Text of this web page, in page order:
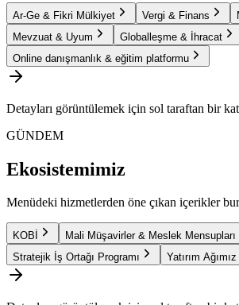
Ar-Ge & Fikri Mülkiyet Vergi & Finans
Mevzuat & Uyum
Globalleşme & İhracat
Online danışmanlık & eğitim platformu
Detayları görüntülemek için sol taraftan bir
GÜNDEM
Ekosistemimiz
Menüdeki hizmetlerden öne çıkan içerikler
KOBİ
Mali Müşavirler & Meslek Mensupları
Stratejik İş Ortağı Programı
Yatırım